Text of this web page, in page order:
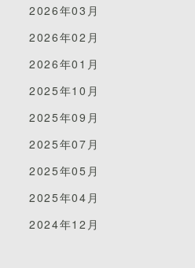
2026年03月
2026年02月
2026年01月
2025年10月
2025年09月
2025年07月
2025年05月
2025年04月
2024年12月